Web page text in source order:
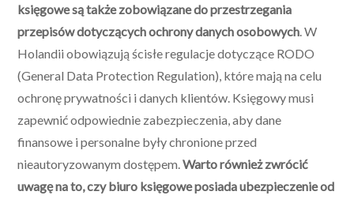
księgowe są także zobowiązane do przestrzegania
przepisów dotyczących ochrony danych osobowych . W
Holandii obowiązują ścisłe regulacje dotyczące RODO
(General Data Protection Regulation), które mają na celu
ochronę prywatności i danych klientów. Księgowy musi
zapewnić odpowiednie zabezpieczenia, aby dane
finansowe i personalne były chronione przed
nieautoryzowanym dostępem.Warto również zwrócić
uwagę na to, czy biuro księgowe posiada ubezpieczenie od